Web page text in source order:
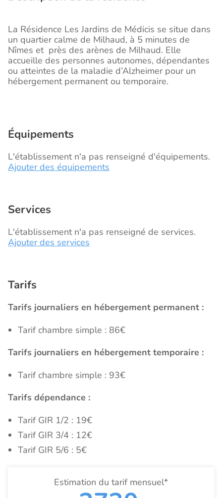
La Résidence Les Jardins de Médicis se situe dans
un quartier calme de Milhaud, à 5 minutes de
Nîmes et près des arènes de Milhaud. Elle
accueille des personnes autonomes, dépendantes
ou atteintes de la maladie d’Alzheimer pour un
hébergement permanent ou temporaire.
Équipements
L'établissement n'a pas renseigné d'équipements.
Ajouter des équipements
Services
L'établissement n'a pas renseigné de services.
Ajouter des services
Tarifs
Tarifs journaliers en hébergement permanent :
Tarif chambre simple : 86€
Tarifs journaliers en hébergement temporaire :
Tarif chambre simple : 93€
Tarifs dépendance :
Tarif GIR 1/2 : 19€
Tarif GIR 3/4 : 12€
Tarif GIR 5/6 : 5€
Estimation du tarif mensuel*